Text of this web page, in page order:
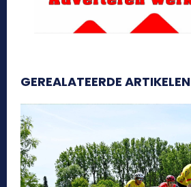
GEREALATEERDE ARTIKELEN